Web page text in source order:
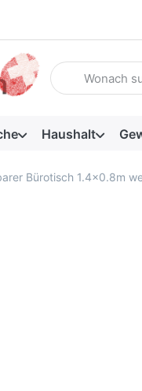
Geben Sie
Haushalt
Bürotisch 1.4x0.8m